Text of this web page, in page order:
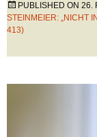
PUBLISHED ON 26.
STEINMEIER: „NICHT
413)